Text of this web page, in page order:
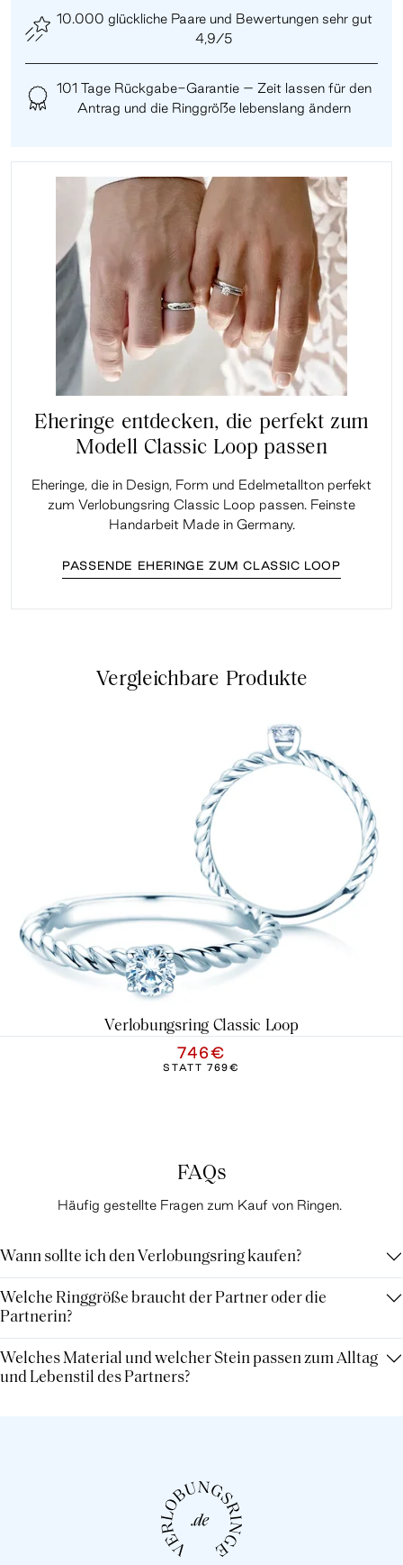
10.000 glückliche Paare und Bewertungen sehr gut
4,9/5
101 Tage Rückgabe-Garantie – Zeit lassen für den
Antrag und die Ringgröße lebenslang ändern
Eheringe entdecken, die perfekt zum
Modell Classic Loop passen
Eheringe, die in Design, Form und Edelmetallton perfekt
zum Verlobungsring Classic Loop passen. Feinste
Handarbeit Made in Germany.
PASSENDE EHERINGE ZUM CLASSIC LOOP
Vergleichbare Produkte
Verlobungsring Classic Loop
746€
STATT769€
FAQs
Häufig gestellte Fragen zum Kauf von Ringen.
Wann sollte ich den Verlobungsring kaufen?
Welche Ringgröße braucht der Partner oder die
Partnerin?
Welches Material und welcher Stein passen zum Alltag
und Lebenstil des Partners?